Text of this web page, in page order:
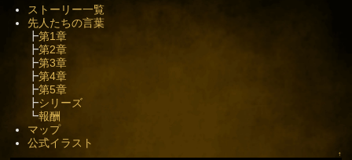
ストーリー一覧
先人たちの言葉
┣第1章
┣第2章
┣第3章
┣第4章
┣第5章
┣シリーズ
┗報酬
マップ
公式イラスト
↑